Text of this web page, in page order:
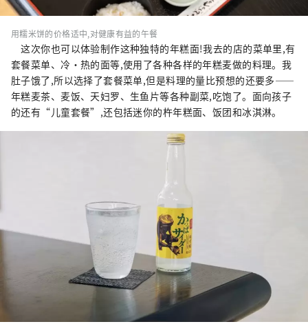
用糯米饼的价格适中,对健康有益的午餐
这次你也可以体验制作这种独特的年糕面!我去的店的菜单里,有
套餐菜单、冷・热的面等,使用了各种各样的年糕麦做的料理。我
肚子饿了,所以选择了套餐菜单,但是料理的量比预想的还要多——
年糕麦茶、麦饭、天妇罗、生鱼片等各种副菜,吃饱了。面向孩子
的还有“儿童套餐”,还包括迷你的杵年糕面、饭团和冰淇淋。